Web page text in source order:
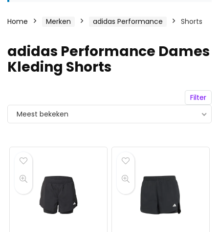
Home Merken adidas Performance Shorts
adidas Performance Dames
Kleding Shorts
Filter
Meest bekeken